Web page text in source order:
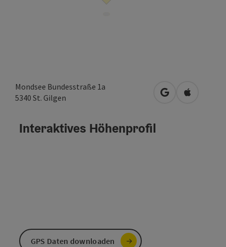
Mondsee Bundesstraße 1a
5340 St. Gilgen in Google Maps
in Apple
Interaktives Höhenprofil
GPS Daten downloaden